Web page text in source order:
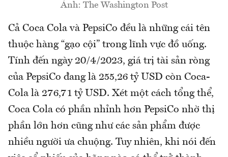
Ảnh: The Washington Post
Cả Coca Cola và PepsiCo đều là những cái tên
thuộc hàng “gạo cội” trong lĩnh vực đồ uống.
Tính đến ngày 20/4/2023, giá trị tài sản ròng
của PepsiCo đang là 255,26 tỷ USD còn Coca-
Cola là 276,71 tỷ USD. Xét một cách tổng thể,
Coca Cola có phần nhỉnh hơn PepsiCo nhờ thị
phần lớn hơn cũng như các sản phẩm được
nhiều người ưa chuộng. Tuy nhiên, khi nói đến